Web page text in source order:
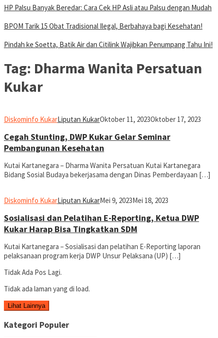
HP Palsu Banyak Beredar: Cara Cek HP Asli atau Palsu dengan Mudah
BPOM Tarik 15 Obat Tradisional Ilegal, Berbahaya bagi Kesehatan!
Pindah ke Soetta, Batik Air dan Citilink Wajibkan Penumpang Tahu Ini!
Tag: Dharma Wanita Persatuan
Kukar
Diskominfo KukarLiputan KukarOktober 11, 2023Oktober 17, 2023
Cegah Stunting, DWP Kukar Gelar Seminar
Pembangunan Kesehatan
Kutai Kartanegara – Dharma Wanita Persatuan Kutai Kartanegara
Bidang Sosial Budaya bekerjasama dengan Dinas Pemberdayaan […]
Diskominfo KukarLiputan KukarMei 9, 2023Mei 18, 2023
Sosialisasi dan Pelatihan E-Reporting, Ketua DWP
Kukar Harap Bisa Tingkatkan SDM
Kutai Kartanegara – Sosialisasi dan pelatihan E-Reporting laporan
pelaksanaan program kerja DWP Unsur Pelaksana (UP) […]
Tidak Ada Pos Lagi.
Tidak ada laman yang di load.
Lihat Lainnya
Kategori Populer